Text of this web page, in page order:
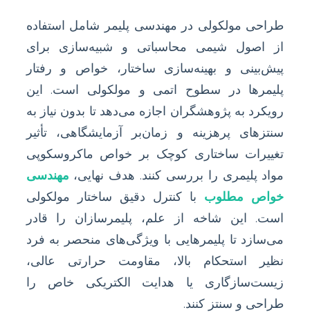
طراحی مولکولی در مهندسی پلیمر شامل استفاده
از اصول شیمی محاسباتی و شبیه‌سازی برای
پیش‌بینی و بهینه‌سازی ساختار، خواص و رفتار
پلیمرها در سطوح اتمی و مولکولی است. این
رویکرد به پژوهشگران اجازه می‌دهد تا بدون نیاز به
سنتزهای پرهزینه و زمان‌بر آزمایشگاهی، تأثیر
تغییرات ساختاری کوچک بر خواص ماکروسکوپی
مواد پلیمری را بررسی کنند. هدف نهایی، مهندسی
خواص مطلوب با کنترل دقیق ساختار مولکولی
است. این شاخه از علم، پلیمرسازان را قادر
می‌سازد تا پلیمرهایی با ویژگی‌های منحصر به فرد
نظیر استحکام بالا، مقاومت حرارتی عالی،
زیست‌سازگاری یا هدایت الکتریکی خاص را
طراحی و سنتز کنند.